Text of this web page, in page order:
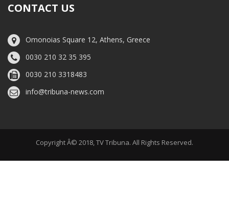
CONTACT US
Omonoias Square 12, Athens, Greece
0030 210 32 35 395
0030 210 3318483
info@tribuna-news.com
Copyright Â© 2018, TV Tribuna. All Rights Reserved.